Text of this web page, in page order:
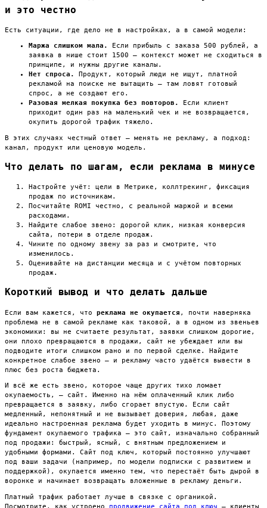
и это честно
Есть ситуации, где дело не в настройках, а в самой модели:
Маржа слишком мала.
Если прибыль с заказа 500 рублей, а
заявка в нише стоит 1500 — контекст может не сходиться в
принципе, и нужны другие каналы.
Нет спроса.
Продукт, который люди не ищут, платной
рекламой на поиске не вытащить — там ловят готовый
спрос, а не создают его.
Разовая мелкая покупка без повторов.
Если клиент
приходит один раз на маленький чек и не возвращается,
окупить дорогой трафик тяжело.
В этих случаях честный ответ — менять не рекламу, а подход:
канал, продукт или ценовую модель.
Что делать по шагам, если реклама в минусе
Настройте учёт: цели в Метрике, коллтрекинг, фиксация
продаж по источникам.
Посчитайте ROMI честно, с реальной маржой и всеми
расходами.
Найдите слабое звено: дорогой клик, низкая конверсия
сайта, потери в отделе продаж.
Чините по одному звену за раз и смотрите, что
изменилось.
Оценивайте на дистанции месяца и с учётом повторных
продаж.
Короткий вывод и что делать дальше
Если вам кажется, что реклама не окупается , почти наверняка
проблема не в самой рекламе как таковой, а в одном из звеньев
экономики: вы не считаете результат, заявки слишком дорогие,
они плохо превращаются в продажи, сайт не убеждает или вы
подводите итоги слишком рано и по первой сделке. Найдите
конкретное слабое звено — и рекламу часто удаётся вывести в
плюс без роста бюджета.
И всё же есть звено, которое чаще других тихо ломает
окупаемость, — сайт. Именно на нём оплаченный клик либо
превращается в заявку, либо сгорает впустую. Если сайт
медленный, непонятный и не вызывает доверия, любая, даже
идеально настроенная реклама будет уходить в минус. Поэтому
фундамент окупаемого трафика — это сайт, изначально собранный
под продажи: быстрый, ясный, с внятным предложением и
удобными формами. Сайт под ключ, который постоянно улучшают
под ваши задачи (например, по модели подписки с развитием и
поддержкой), окупается именно тем, что перестаёт быть дырой в
воронке и начинает возвращать вложенные в рекламу деньги.
Платный трафик работает лучше в связке с органикой.
Посмотрите, как устроено продвижение сайта под ключ — клиенты